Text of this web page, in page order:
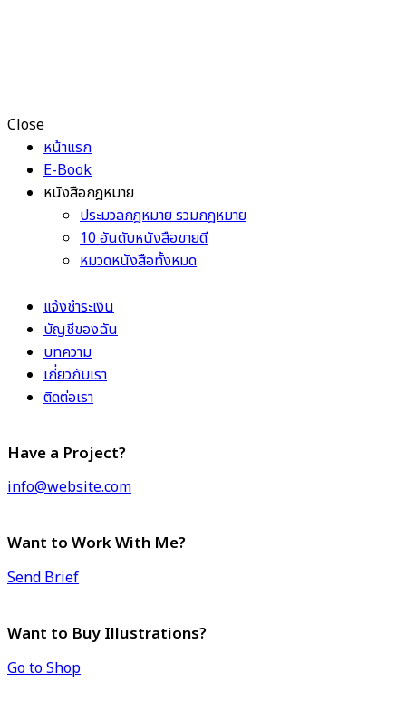
Close
หน้าแรก
E-Book
หนังสือกฎหมาย
ประมวลกฎหมาย รวมกฎหมาย
10 อันดับหนังสือขายดี
หมวดหนังสือทั้งหมด
แจ้งชำระเงิน
บัญชีของฉัน
บทความ
เกี่ยวกับเรา
ติดต่อเรา
Have a Project?
info@website.com
Want to Work With Me?
Send Brief
Want to Buy Illustrations?
Go to Shop